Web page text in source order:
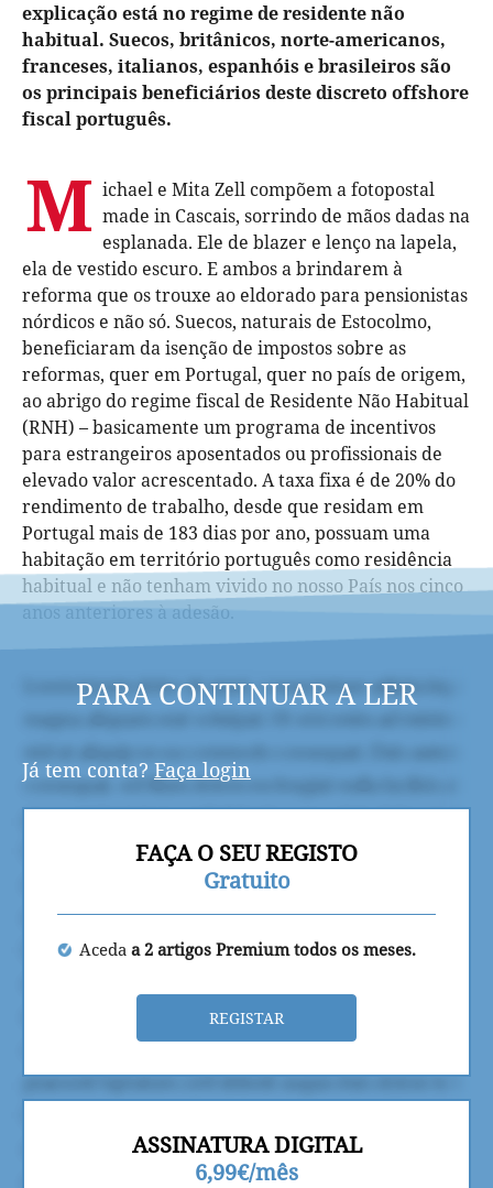
explicação está no regime de residente não
habitual. Suecos, britânicos, norte-americanos,
franceses, italianos, espanhóis e brasileiros são
os principais beneficiários deste discreto offshore
fiscal português.
M ichael e Mita Zell compõem a fotopostal
made in Cascais, sorrindo de mãos dadas na
esplanada. Ele de blazer e lenço na lapela,
ela de vestido escuro. E ambos a brindarem à
reforma que os trouxe ao eldorado para pensionistas
nórdicos e não só. Suecos, naturais de Estocolmo,
beneficiaram da isenção de impostos sobre as
reformas, quer em Portugal, quer no país de origem,
ao abrigo do regime fiscal de Residente Não Habitual
(RNH) – basicamente um programa de incentivos
para estrangeiros aposentados ou profissionais de
elevado valor acrescentado. A taxa fixa é de 20% do
rendimento de trabalho, desde que residam em
Portugal mais de 183 dias por ano, possuam uma
habitação em território português como residência
habitual e não tenham vivido no nosso País nos cinco
anos anteriores à adesão.
PARA CONTINUAR A LER
Já tem conta? Faça login
FAÇA O SEU REGISTO
Gratuito
Aceda a 2 artigos Premium todos os meses.
REGISTAR
ASSINATURA DIGITAL
6,99€/mês